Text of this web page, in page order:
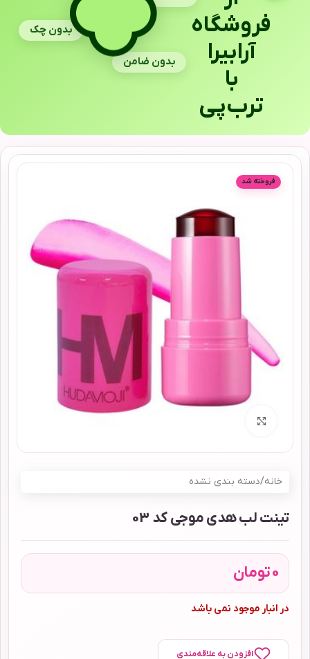
فروشگاه
آرابیرا
با
ترب‌پی
بدون چک
بدون ضامن
فروخته شد
خانه/دسته بندی نشده
تینت لب هدی موجی کد 03
0تومان
در انبار موجود نمی باشد
افزودن به علاقه‌مندی